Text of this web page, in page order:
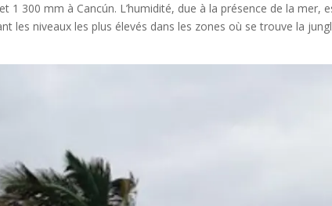
1 300 mm à Cancún. L’humidité, due à la présence de la mer,
les niveaux les plus élevés dans les zones où se trouve la